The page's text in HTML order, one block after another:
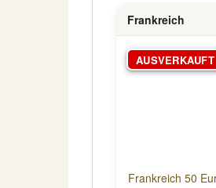
Frankreich
AUSVERKAUFT
Frankreich 50